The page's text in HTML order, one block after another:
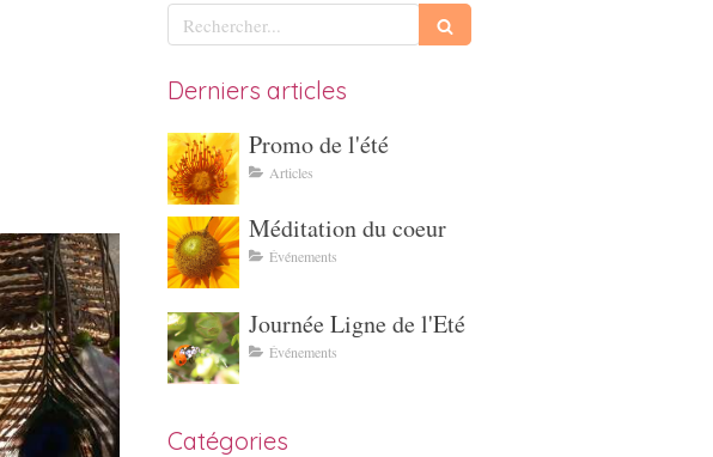
Rechercher
Derniers articles
Promo de l'été
Articles
Méditation du coeur
Événements
Journée Ligne de l'Eté
Événements
Catégories